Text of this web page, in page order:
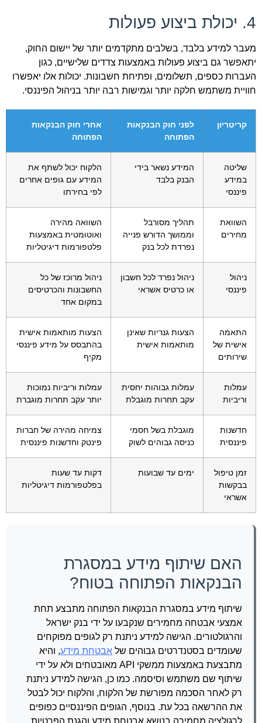
4. יכולת ביצוע פעולות
מעבר למידע בלבד, בשלבים מתקדמים יותר של יישום החוק,
יתאפשר גם ביצוע פעולות באמצעות צדדים שלישיים, כגון
העברות כספים, תשלומים, ופתיחת חשבונות. יכולות אלו יאפשרו
חוויית משתמש חלקה יותר וגמישות רבה יותר בניהול הפיננסי.
קריטריון
לפני חוק הבנקאות
הפתוחה
אחרי חוק הבנקאות
הפתוחה
שליטה
במידע
פיננסי
המידע נשאר בידי
הבנק בלבד
הלקוח יכול לשתף את
המידע עם גופים אחרים
לפי בחירתו
השוואת
מחירים
תהליך מסורבל
וממושך הדורש פנייה
נפרדת לכל בנק
השוואה מהירה
ואוטומטית באמצעות
פלטפורמות דיגיטליות
ניהול
פיננסי
ניהול נפרד לכל חשבון
או כרטיס אשראי
ניהול מרוכז של כל
החשבונות והכרטיסים
במקום אחד
התאמה
אישית של
שירותים
הצעות גנריות שאינן
מותאמות אישית
הצעות מותאמות אישית
בהתבסס על מידע פיננסי
מקיף
עמלות
וריביות
עמלות גבוהות יחסית
עקב תחרות מוגבלת
עמלות וריביות נמוכות
יותר עקב תחרות מוגברת
חדשנות
פיננסית
מוגבלת בשל חסמי
כניסה גבוהים לשוק
צמיחה מהירה של חברות
פינטק וחדשנות פיננסית
זמן טיפול
בבקשות
אשראי
ימים עד שבועות
דקות עד שעות
בפלטפורמות דיגיטליות
האם שיתוף מידע במסגרת
הבנקאות הפתוחה בטוח?
שיתוף מידע במסגרת הבנקאות הפתוחה מתבצע תחת
אמצעי אבטחה מחמירים שנקבעו על ידי בנק ישראל
והרגולטורים. הגישה למידע ניתנת רק לגופים מפוקחים
שעומדים בסטנדרטים גבוהים של אבטחת מידע, והיא
מתבצעת באמצעות ממשקי API מאובטחים ולא על ידי
שיתוף שם משתמש וסיסמה. כמו כן, הגישה למידע ניתנת
רק לאחר הסכמה מפורשת של הלקוח, והלקוח יכול לבטל
את ההרשאה בכל עת. בנוסף, הגופים הפיננסיים כפופים
לרגולציה מחמירה בנושא אבטחת מידע והגנת הפרטיות,